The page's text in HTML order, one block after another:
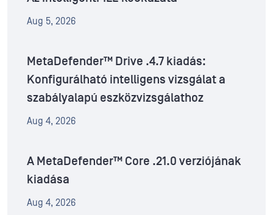
Aug 5, 2026
MetaDefender™ Drive .4.7 kiadás:
Konfigurálható intelligens vizsgálat a
szabályalapú eszközvizsgálathoz
Aug 4, 2026
A MetaDefender™ Core .21.0 verziójának
kiadása
Aug 4, 2026